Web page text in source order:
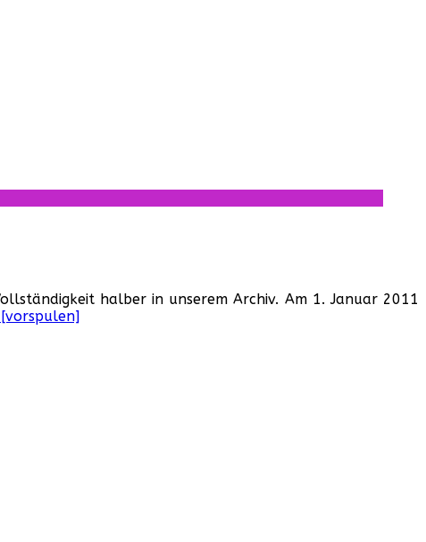
halber in unserem Archiv. Am 1. Januar 2011